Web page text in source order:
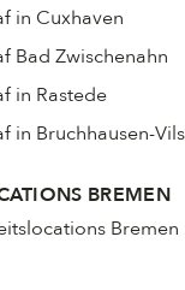
in Cuxhaven
Bad Zwischenahn
in Rastede
in Bruchhausen-
BREMEN
Bremen